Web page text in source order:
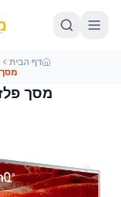
דף הבית
מסך
מסך פלזמה